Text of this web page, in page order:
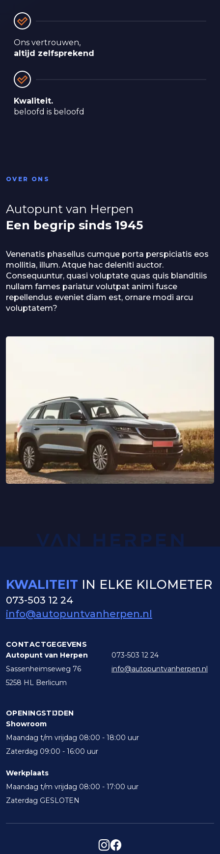
Ons vertrouwen,
altijd zelfsprekend
Kwaliteit.
beloofd is beloofd
OVER ONS
Autopunt van Herpen
Een begrip sinds 1945
Venenatis phasellus cumque porta perspiciatis eos
mollitia, illum. Atque hac deleniti auctor.
Consequuntur, quasi voluptate quas quis blanditiis
nullam fames pariatur volutpat animi fusce
repellendus eveniet diam est, ornare modi arcu
voluptatem?
KWALITEIT IN ELKE KILOMETER
073-503 12 24
info@autopuntvanherpen.nl
CONTACTGEGEVENS
Autopunt van Herpen
Sassenheimseweg 76
5258 HL Berlicum
073-503 12 24
info@autopuntvanherpen.nl
OPENINGSTIJDEN
Showroom
Maandag t/m vrijdag 08:00 - 18:00 uur
Zaterdag 09:00 - 16:00 uur
Werkplaats
Maandag t/m vrijdag 08:00 - 17:00 uur
Zaterdag GESLOTEN